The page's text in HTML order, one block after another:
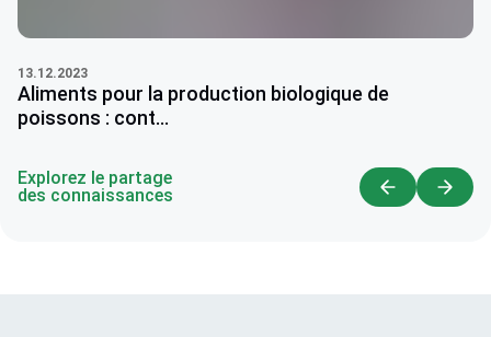
13.12.2023
Aliments pour la production biologique de
poissons : cont...
Explorez le partage
des connaissances